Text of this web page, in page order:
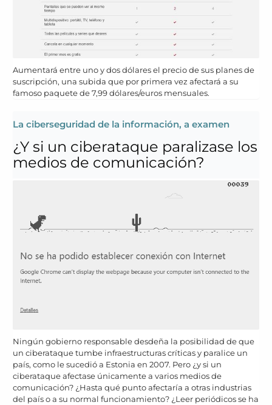
Aumentará entre uno y dos dólares el precio de sus planes de
suscripción, una subida que por primera vez afectará a su
famoso paquete de 7,99 dólares/euros mensuales.
La ciberseguridad de la información, a examen
¿Y si un ciberataque paralizase los
medios de comunicación?
Ningún gobierno responsable desdeña la posibilidad de que
un ciberataque tumbe infraestructuras críticas y paralice un
país, como le sucedió a Estonia en 2007. Pero ¿y si un
ciberataque afectase únicamente a varios medios de
comunicación? ¿Hasta qué punto afectaría a otras industrias
del país o a su normal funcionamiento? ¿Leer periódicos se ha